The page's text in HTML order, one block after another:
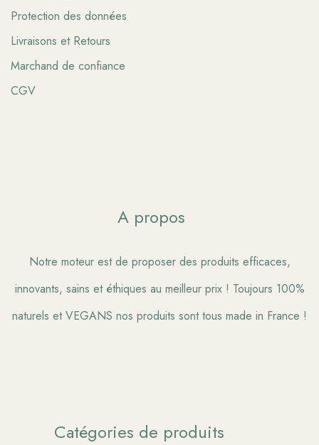
Protection des données
Livraisons et Retours
Marchand de confiance
CGV
A propos
Notre moteur est de proposer des produits efficaces,
innovants, sains et éthiques au meilleur prix ! Toujours 100%
naturels et VEGANS nos produits sont tous made in France !
Catégories de produits